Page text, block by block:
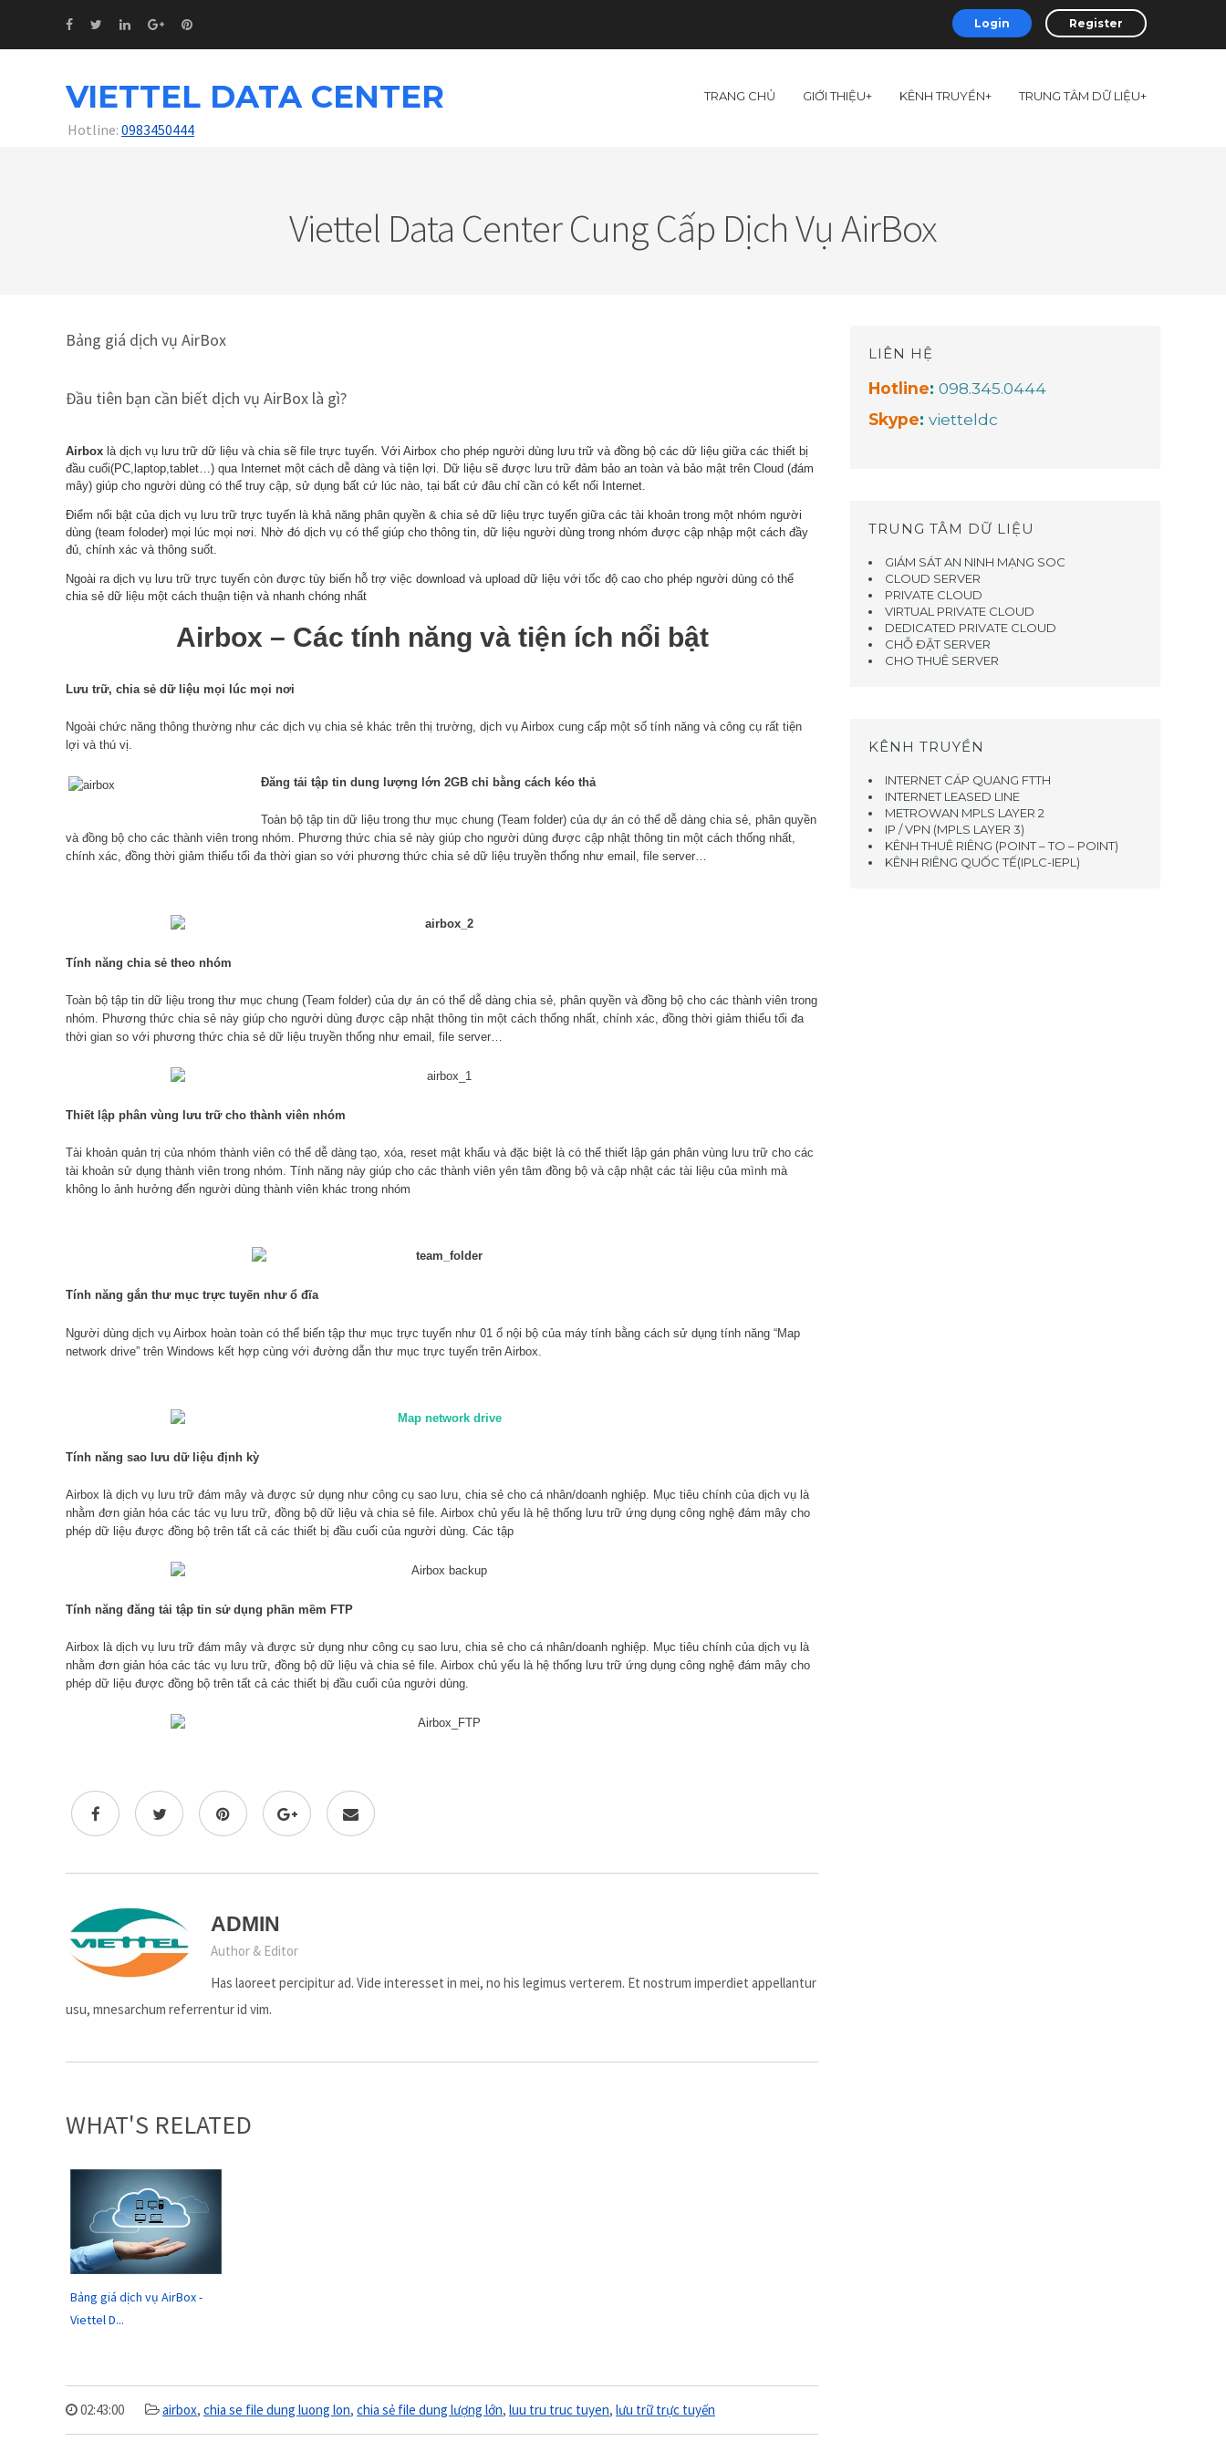
Login Register
VIETTEL DATA CENTER
Hotline: 0983450444
TRANG CHỦ GIỚI THIỆU+ KÊNH TRUYỀN+ TRUNG TÂM DỮ LIỆU+
Viettel Data Center Cung Cấp Dịch Vụ AirBox
Bảng giá dịch vụ AirBox
Đầu tiên bạn cần biết dịch vụ AirBox là gì?
Airbox là dịch vụ lưu trữ dữ liệu và chia sẽ file trực tuyến. Với Airbox cho phép người dùng lưu trữ và đồng bộ các dữ liệu giữa các thiết bị
đầu cuối(PC,laptop,tablet…) qua Internet một cách dễ dàng và tiện lợi. Dữ liệu sẽ được lưu trữ đảm bảo an toàn và bảo mật trên Cloud (đám
mây) giúp cho người dùng có thể truy cập, sử dụng bất cứ lúc nào, tại bất cứ đâu chỉ cần có kết nối Internet.
Điểm nổi bật của dịch vụ lưu trữ trực tuyến là khả năng phân quyền & chia sẻ dữ liệu trực tuyến giữa các tài khoản trong một nhóm người
dùng (team foloder) mọi lúc mọi nơi. Nhờ đó dịch vụ có thể giúp cho thông tin, dữ liệu người dùng trong nhóm được cập nhập một cách đầy
đủ, chính xác và thông suốt.
Ngoài ra dịch vụ lưu trữ trực tuyến còn được tùy biến hỗ trợ việc download và upload dữ liệu với tốc độ cao cho phép người dùng có thể
chia sẻ dữ liệu một cách thuận tiện và nhanh chóng nhất
Airbox – Các tính năng và tiện ích nổi bật
Lưu trữ, chia sẻ dữ liệu mọi lúc mọi nơi
Ngoài chức năng thông thường như các dịch vụ chia sẻ khác trên thị trường, dịch vụ Airbox cung cấp một số tính năng và công cụ rất tiện
lợi và thú vị.
Đăng tải tập tin dung lượng lớn 2GB chỉ bằng cách kéo thả
Toàn bộ tập tin dữ liệu trong thư mục chung (Team folder) của dự án có thể dễ dàng chia sẻ, phân quyền
và đồng bộ cho các thành viên trong nhóm. Phương thức chia sẻ này giúp cho người dùng được cập nhật thông tin một cách thống nhất,
chính xác, đồng thời giảm thiểu tối đa thời gian so với phương thức chia sẻ dữ liệu truyền thống như email, file server…
Tính năng chia sẻ theo nhóm
Toàn bộ tập tin dữ liệu trong thư mục chung (Team folder) của dự án có thể dễ dàng chia sẻ, phân quyền và đồng bộ cho các thành viên trong
nhóm. Phương thức chia sẻ này giúp cho người dùng được cập nhật thông tin một cách thống nhất, chính xác, đồng thời giảm thiểu tối đa
thời gian so với phương thức chia sẻ dữ liệu truyền thống như email, file server…
Thiết lập phân vùng lưu trữ cho thành viên nhóm
Tài khoản quản trị của nhóm thành viên có thể dễ dàng tạo, xóa, reset mật khẩu và đặc biệt là có thể thiết lập gán phân vùng lưu trữ cho các
tài khoản sử dụng thành viên trong nhóm. Tính năng này giúp cho các thành viên yên tâm đồng bộ và cập nhật các tài liệu của mình mà
không lo ảnh hưởng đến người dùng thành viên khác trong nhóm
Tính năng gắn thư mục trực tuyến như ổ đĩa
Người dùng dịch vụ Airbox hoàn toàn có thể biến tập thư mục trực tuyến như 01 ổ nội bộ của máy tính bằng cách sử dụng tính năng “Map
network drive” trên Windows kết hợp cùng với đường dẫn thư mục trực tuyến trên Airbox.
Tính năng sao lưu dữ liệu định kỳ
Airbox là dịch vụ lưu trữ đám mây và được sử dụng như công cụ sao lưu, chia sẻ cho cá nhân/doanh nghiệp. Mục tiêu chính của dịch vụ là
nhằm đơn giản hóa các tác vụ lưu trữ, đồng bộ dữ liệu và chia sẻ file. Airbox chủ yếu là hệ thống lưu trữ ứng dụng công nghệ đám mây cho
phép dữ liệu được đồng bộ trên tất cả các thiết bị đầu cuối của người dùng. Các tập
Tính năng đăng tải tập tin sử dụng phần mềm FTP
Airbox là dịch vụ lưu trữ đám mây và được sử dụng như công cụ sao lưu, chia sẻ cho cá nhân/doanh nghiệp. Mục tiêu chính của dịch vụ là
nhằm đơn giản hóa các tác vụ lưu trữ, đồng bộ dữ liệu và chia sẻ file. Airbox chủ yếu là hệ thống lưu trữ ứng dụng công nghệ đám mây cho
phép dữ liệu được đồng bộ trên tất cả các thiết bị đầu cuối của người dùng.
ADMIN
Author & Editor
Has laoreet percipitur ad. Vide interesset in mei, no his legimus verterem. Et nostrum imperdiet appellantur
usu, mnesarchum referrentur id vim.
WHAT'S RELATED
Bảng giá dịch vụ AirBox -
Viettel D...
02:43:00 airbox, chia se file dung luong lon, chia sẻ file dung lượng lớn, luu tru truc tuyen, lưu trữ trực tuyến
LIÊN HỆ
Hotline: 098.345.0444
Skype: vietteldc
TRUNG TÂM DỮ LIỆU
GIÁM SÁT AN NINH MẠNG SOC
CLOUD SERVER
PRIVATE CLOUD
VIRTUAL PRIVATE CLOUD
DEDICATED PRIVATE CLOUD
CHỖ ĐẶT SERVER
CHO THUÊ SERVER
KÊNH TRUYỀN
INTERNET CÁP QUANG FTTH
INTERNET LEASED LINE
METROWAN MPLS LAYER 2
IP / VPN (MPLS LAYER 3)
KÊNH THUÊ RIÊNG (POINT – TO – POINT)
KÊNH RIÊNG QUỐC TẾ(IPLC-IEPL)